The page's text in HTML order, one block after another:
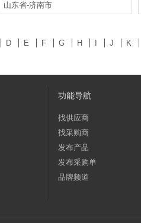
山东省-济南市
D E F G H J K
功能导航
找供应商
找采购商
发布产品
发布采购单
品牌频道